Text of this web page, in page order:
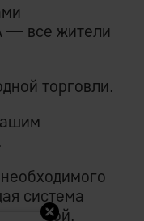
— все жители
торговли.
система